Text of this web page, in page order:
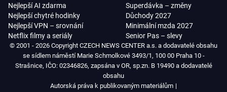
Nejlepší AI zdarma
Nejlepší chytré hodinky
Nejlepší VPN – srovnání
Netflix filmy a seriály
Superdávka – změny
Důchody 2027
Minimální mzda 2027
Senior Pas – slevy
© 2001 - 2026 Copyright CZECH NEWS CENTER a.s. a dodavatelé obsahu
se sídlem náměstí Marie Schmolkové 3493/1, 100 00 Praha 10 -
Strašnice, IČO: 02346826, zapsána v OR, sp.zn. B 19490 a dodavatelé
obsahu
Autorská práva k publikovaným materiálům